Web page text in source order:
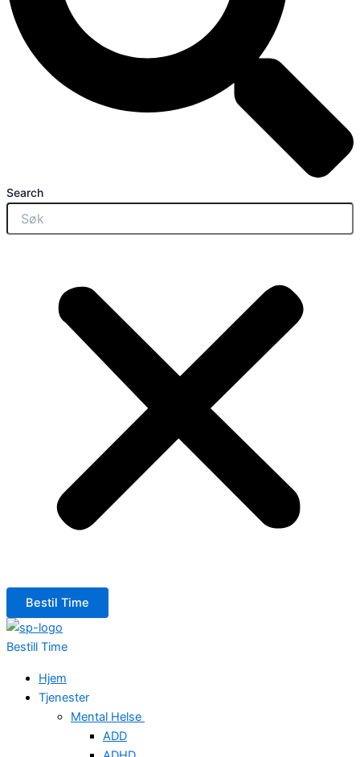
Search
Bestil Time
Bestill Time
Hjem
Tjenester
Mental Helse
ADD